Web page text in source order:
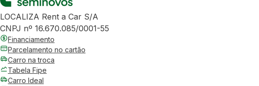
LOCALIZA Rent a Car S/A
CNPJ nº 16.670.085/0001-55
Financiamento
Parcelamento no cartão
Carro na troca
Tabela Fipe
Carro Ideal